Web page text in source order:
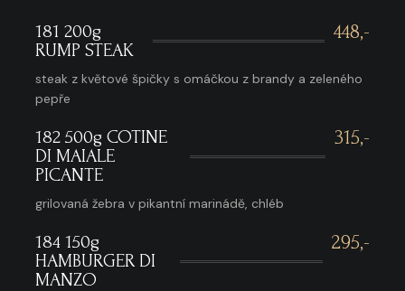
181 200g
RUMP STEAK
448,-
steak z květové špičky s omáčkou z brandy a zeleného
pepře
182 500g COTINE
DI MAIALE
PICANTE
315,-
grilovaná žebra v pikantní marinádě, chléb
184 150g
HAMBURGER DI
MANZO
295,-